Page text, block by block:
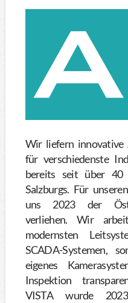
GMBH
Wir liefern innovative
für verschiedenste
bereits seit über 40
Salzburgs. Für
uns 2023 der
verliehen. Wir
modernsten
SCADA-Systemen,
eigenes
Inspektion
VISTA wurde